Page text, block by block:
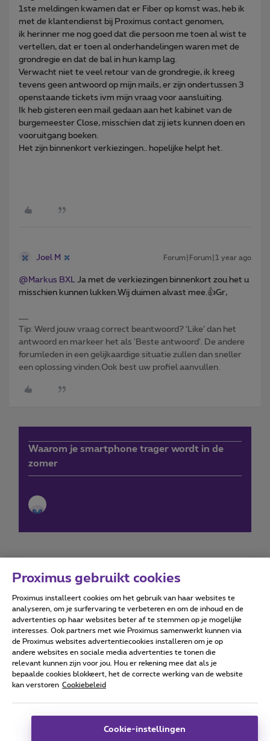
1ste meldingen kwamen dat er Fiber op komst was, heb ik
met de klantendienst bij Proximus contact genomen,
ik herinner me nog goed dat die persoon me toen al wist te
vertellen, dat er toen al onderhandelingen waren met de
grondregie en dat de bal in hun kamp lag.
Verwacht niet te veel retour van de grondregie, ik kreeg
tevens geen antwoord op mijn mails, er zijn ondertussen 3
openstaande tickets ivm mijn vraag voor aansluiting.
Ik heb gisteren een mail gedaan aan het kabinet van de
burgemeester Close, misschien dat zij iets kunnen doen en
vooruitgang boeken.
Het zijn binnenkort verkiezingen.. hopelijke helpt het.
Joel M Forum|Forum|1 year ago
@Markus BXL
Ja met de verkiezingen binnenkort zou het u
misschien kunnen lukken.Wij duimen alvast mee.👍Gr,
Tip: Werd jouw vraag correct beantwoord? ‘Like’ dan het
antwoord en markeer het als 'Beste antwoord'. De andere
forumleden in een gelijkaardige situatie zullen dan sneller
een oplossing vinden.Ook best uw profiel aanvullen.
Waarom je smartphone trager wordt in de
zomer
Forumvoorwaarden Accessibility statement
Alle rechten voorbehouden. © Proximus
Algemene voorwaarden, consumenteninfo
Deze website is gecreëerd en wordt beheerd conform het
Proximus gebruikt cookies
Proximus installeert cookies om het gebruik van haar websites te
analyseren, om je surfervaring te verbeteren en om de inhoud en de
advertenties op haar websites beter af te stemmen op je mogelijke
interesses. Ook partners met wie Proximus samenwerkt kunnen via
de Proximus websites advertentiecookies installeren om je op
andere websites en sociale media advertenties te tonen die
relevant kunnen zijn voor jou. Hou er rekening mee dat als je
bepaalde cookies blokkeert, het de correcte werking van de website
kan verstoren Cookiebeleid
Cookie-instellingen